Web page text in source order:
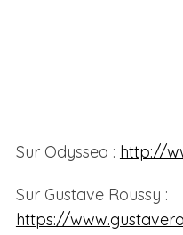
Sur Odyssea : http://
Sur Gustave Roussy :
https://